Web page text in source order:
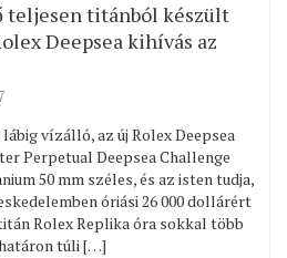
teljesen titánból készült
Deepsea kihívás az
lábig vízálló, az új Rolex Deepsea
Perpetual Deepsea Challenge
50 mm széles, és az isten tudja,
óriási 26 000 dollárért
Rolex Replika óra sokkal több
túli […]